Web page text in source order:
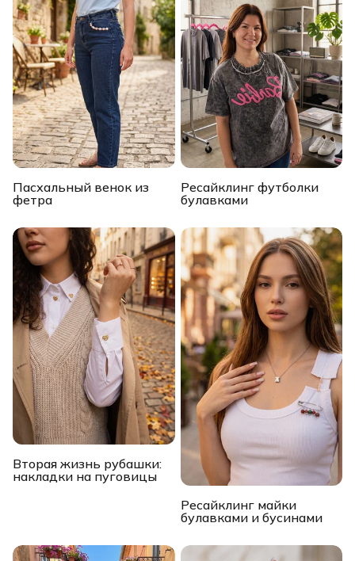
Пасхальный венок из
фетра
Ресайклинг футболки
булавками
Вторая жизнь рубашки:
накладки на пуговицы
Ресайклинг майки
булавками и бусинами